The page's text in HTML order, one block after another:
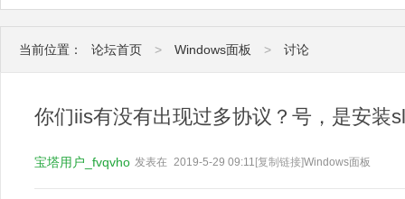
当前位置： 论坛首页 > Windows面板 > 讨论
你们iis有没有出现过多协议？号，是安装
宝塔用户_fvqvho 发表在 Windows面板
2019-5-29 09:11 [复制链接]